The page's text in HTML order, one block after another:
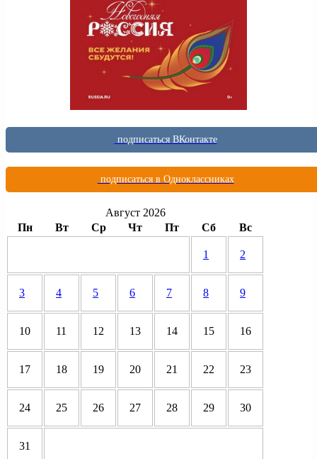
подписаться ВКонтакте
подписаться в Одноклассниках
Август 2026
Пн
Вт Ср Чт Пт Сб Вс
1 2
3 4 5 6 7 8 9
10 11 12 13 14 15 16
17 18 19 20 21 22 23
24 25 26 27 28 29 30
31